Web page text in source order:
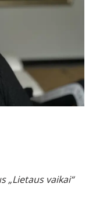
„Lietaus vaikai“